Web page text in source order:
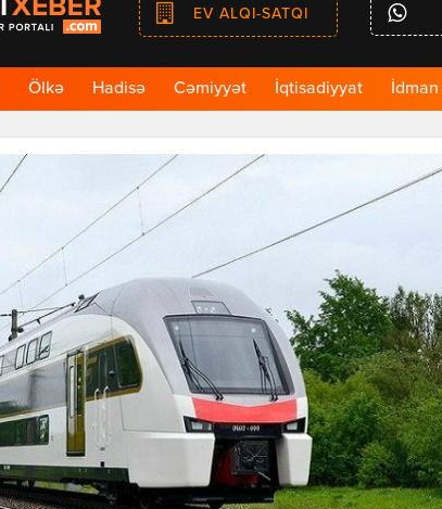
EV ALQI-SATQI
Ölkə Hadisə Cəmiyyət İqtisadiyyat İdman